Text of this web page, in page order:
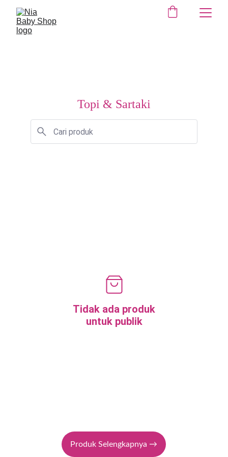
Topi & Sartaki
Tidak ada produk
untuk publik
Produk Selengkapnya →